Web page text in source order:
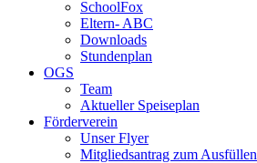
SchoolFox
Eltern- ABC
Downloads
Stundenplan
OGS
Team
Aktueller Speiseplan
Förderverein
Unser Flyer
Mitgliedsantrag zum Ausfüllen